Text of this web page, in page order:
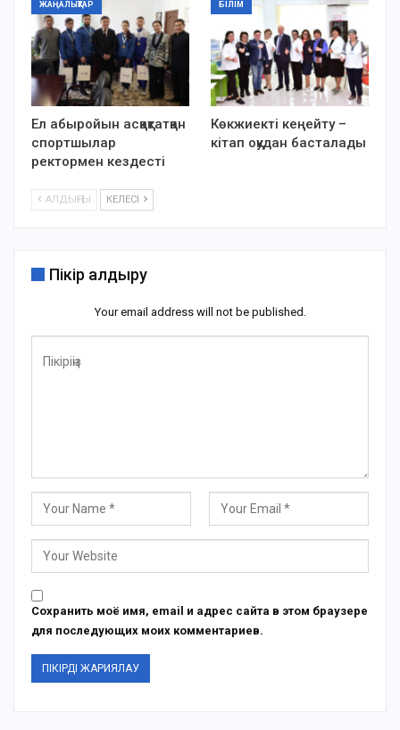
ЖАҢАЛЫҚТАР
Ел абыройын асқақтатқан
спортшылар
ректормен кездесті
БІЛІМ
Көкжиекті кеңейту –
кітап оқудан басталады
АЛДЫҢҒЫ КЕЛЕСІ
Пікір қалдыру
Your email address will not be published.
Сохранить моё имя, email и адрес сайта в этом браузере
для последующих моих комментариев.